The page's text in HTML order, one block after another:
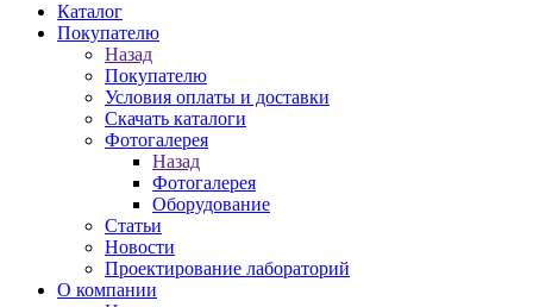
Каталог
Покупателю
Назад
Покупателю
Условия оплаты и доставки
Скачать каталоги
Фотогалерея
Назад
Фотогалерея
Оборудование
Статьи
Новости
Проектирование лабораторий
О компании